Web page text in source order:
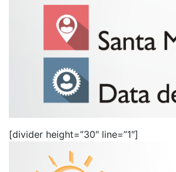
[divider height=”30″ line=”1″]